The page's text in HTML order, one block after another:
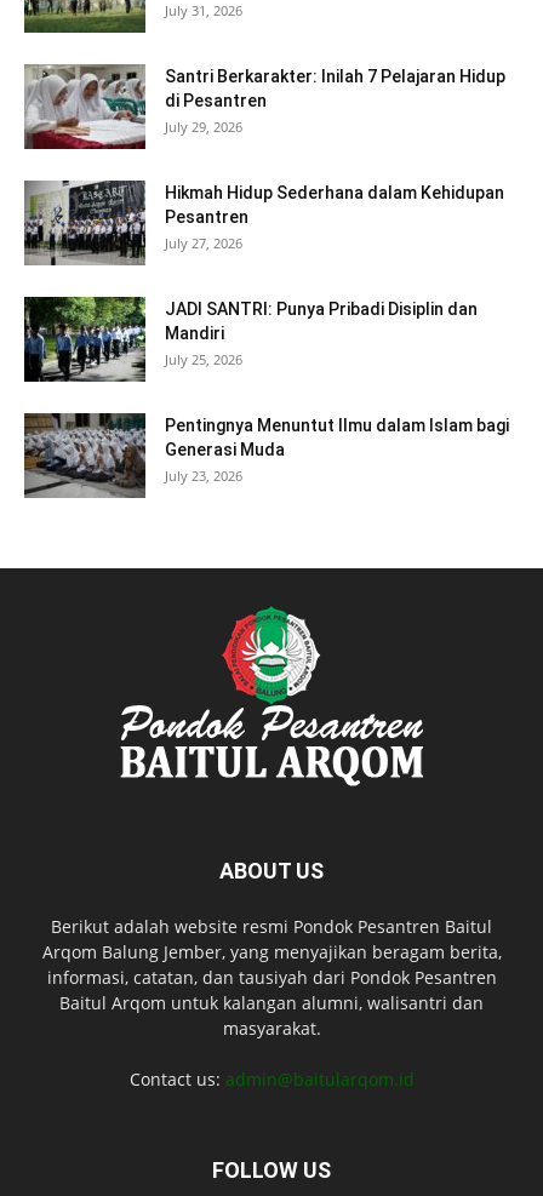
July 31, 2026
Santri Berkarakter: Inilah 7 Pelajaran Hidup
di Pesantren
July 29, 2026
Hikmah Hidup Sederhana dalam Kehidupan
Pesantren
July 27, 2026
JADI SANTRI: Punya Pribadi Disiplin dan
Mandiri
July 25, 2026
Pentingnya Menuntut Ilmu dalam Islam bagi
Generasi Muda
July 23, 2026
ABOUT US
Berikut adalah website resmi Pondok Pesantren Baitul
Arqom Balung Jember, yang menyajikan beragam berita,
informasi, catatan, dan tausiyah dari Pondok Pesantren
Baitul Arqom untuk kalangan alumni, walisantri dan
masyarakat.
Contact us: admin@baitularqom.id
FOLLOW US